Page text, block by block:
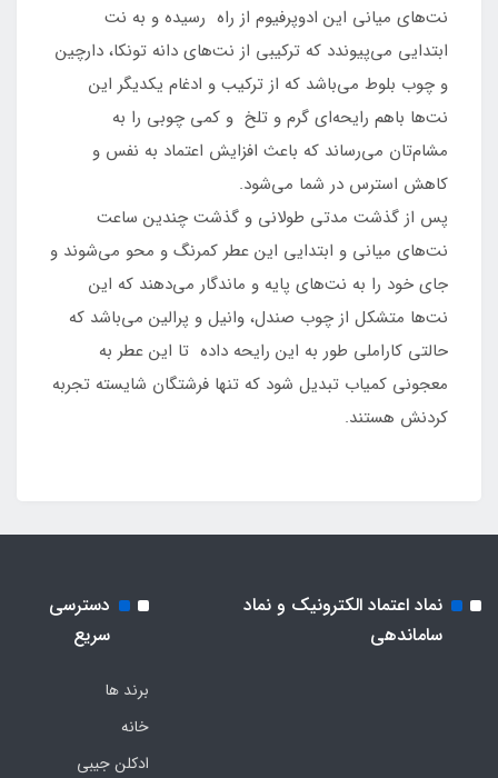
نت‌های میانی این ادوپرفیوم از راه رسیده و به نت
ابتدایی می‌پیوندد که ترکیبی از نت‌های دانه تونکا، دارچین
و چوب بلوط می‌باشد که از ترکیب و ادغام یکدیگر این
نت‌ها باهم رایحه‌ای گرم و تلخ و کمی چوبی را به
مشام‌تان می‌رساند که باعث افزایش اعتماد به نفس و
کاهش استرس در شما می‌شود.
پس از گذشت مدتی طولانی و گذشت چندین ساعت
نت‌های میانی و ابتدایی این عطر کمرنگ و محو می‌شوند و
جای خود را به نت‌های پایه و ماندگار می‌دهند که این
نت‌ها متشکل از چوب صندل، وانیل و پرالین می‌باشد که
حالتی کاراملی طور به این رایحه داده تا این عطر به
معجونی کمیاب تبدیل شود که تنها فرشتگان شایسته تجربه
کردنش هستند.
نماد اعتماد الکترونیک و نماد
ساماندهی
دسترسی
سریع
برند ها
خانه
ادکلن جیبی